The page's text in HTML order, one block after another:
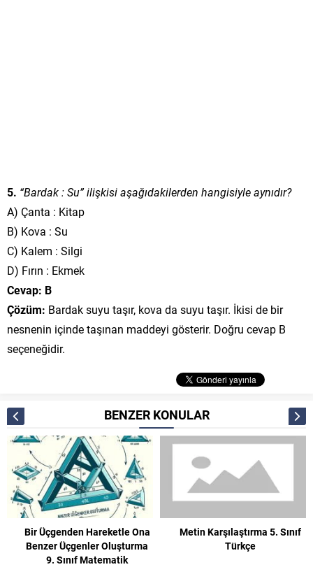
5. “Bardak : Su” ilişkisi aşağıdakilerden hangisiyle aynıdır?
A) Çanta : Kitap
B) Kova : Su
C) Kalem : Silgi
D) Fırın : Ekmek
Cevap: B
Çözüm: Bardak suyu taşır, kova da suyu taşır. İkisi de bir
nesnenin içinde taşınan maddeyi gösterir. Doğru cevap B
seçeneğidir.
BENZER KONULAR
Metin Karşılaştırma 5. Sınıf
Türkçe
Maddenin Doğası 5. Sınıf Fen
Bilimleri